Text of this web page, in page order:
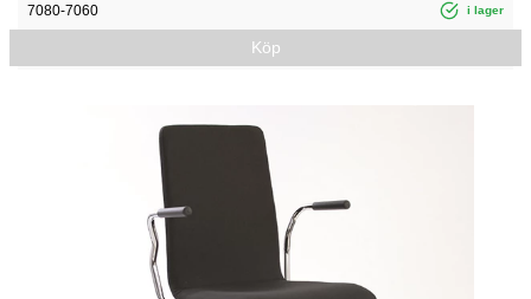
7080-7060 i lager
Köp